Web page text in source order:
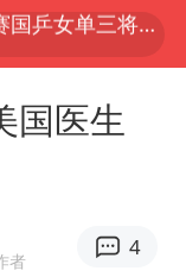
期消费新蓝海
马克·艾伦退出斯诺克中国公开赛
情侣在平潭拍日出时坠崖致一死一伤
国医生
者
4